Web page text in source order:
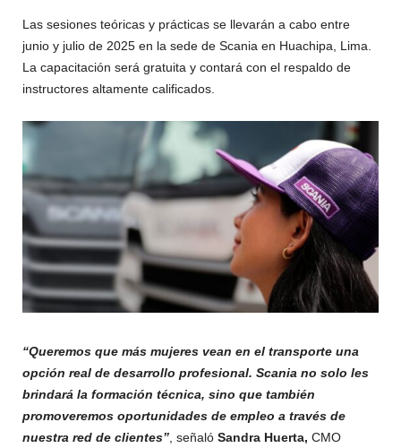
Las sesiones teóricas y prácticas se llevarán a cabo entre
junio y julio de 2025 en la sede de Scania en Huachipa, Lima.
La capacitación será gratuita y contará con el respaldo de
instructores altamente calificados.
“Queremos que más mujeres vean en el transporte una
opción real de desarrollo profesional. Scania no solo les
brindará la formación técnica, sino que también
promoveremos oportunidades de empleo a través de
nuestra red de clientes” , señaló Sandra Huerta, CMO